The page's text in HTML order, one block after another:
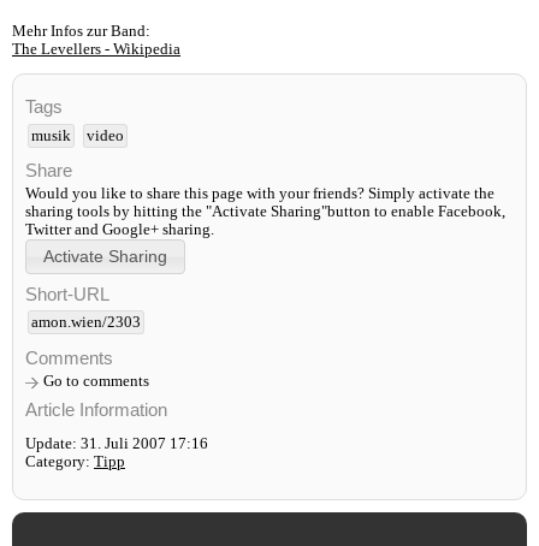
Mehr Infos zur Band:
The Levellers - Wikipedia
Tags
musik video
Share
Would you like to share this page with your friends? Simply activate the
sharing tools by hitting the "Activate Sharing"button to enable Facebook,
Twitter and Google+ sharing.
Short-URL
amon.wien/2303
Comments
Go to comments
Article Information
Update: 31. Juli 2007 17:16
Category: Tipp